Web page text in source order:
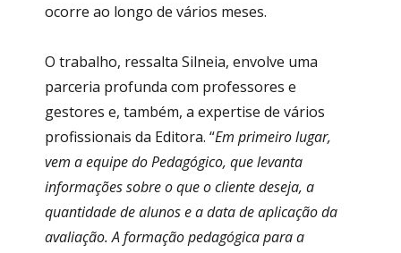
ocorre ao longo de vários meses.
O trabalho, ressalta Silneia, envolve uma
parceria profunda com professores e
gestores e, também, a expertise de vários
profissionais da Editora. “Em primeiro lugar,
vem a equipe do Pedagógico, que levanta
informações sobre o que o cliente deseja, a
quantidade de alunos e a data de aplicação da
avaliação. A formação pedagógica para a